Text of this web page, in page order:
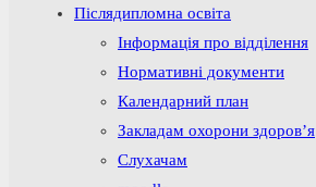
Післядипломна освіта
Інформація про відділення
Нормативні документи
Календарний план
Закладам охорони здоров’я
Слухачам